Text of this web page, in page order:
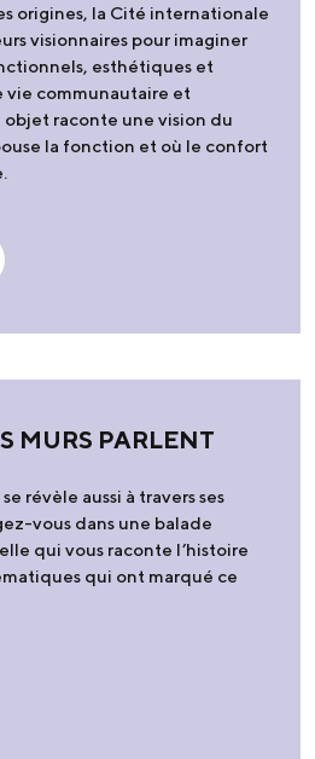
origines, la Cité internationale
visionnaires pour imaginer
esthétiques et
vie communautaire et
raconte une vision du
la fonction et où le confort
MURS PARLENT
révèle aussi à travers ses
vous dans une balade
qui vous raconte l’histoire
qui ont marqué ce